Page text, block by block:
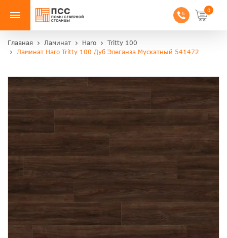
0
Главная Ламинат Haro
Tritty 100
Ламинат Haro Tritty 100 Дуб Элеганза Мускатный 541472